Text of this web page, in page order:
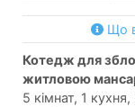
Що
котедж для зблокованої забудови одноповерховий з
житловою
5 кімнат, 1